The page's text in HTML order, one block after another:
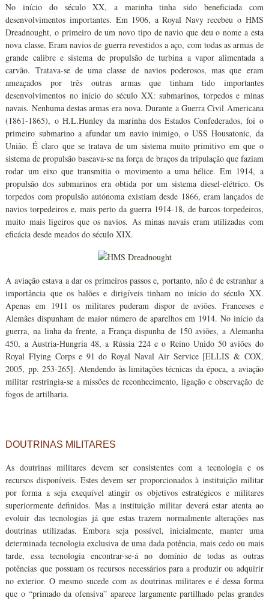
No início do século XX, a marinha tinha sido beneficiada com
desenvolvimentos importantes. Em 1906, a Royal Navy recebeu o HMS
Dreadnought, o primeiro de um novo tipo de navio que deu o nome a esta
nova classe. Eram navios de guerra revestidos a aço, com todas as armas de
grande calibre e sistema de propulsão de turbina a vapor alimentada a
carvão. Tratava-se de uma classe de navios poderosos, mas que eram
ameaçados por três outras armas que tinham tido importantes
desenvolvimentos no início do século XX: submarinos, torpedos e minas
navais. Nenhuma destas armas era nova. Durante a Guerra Civil Americana
(1861-1865), o H.L.Hunley da marinha dos Estados Confederados, foi o
primeiro submarino a afundar um navio inimigo, o USS Housatonic, da
União. É claro que se tratava de um sistema muito primitivo em que o
sistema de propulsão baseava-se na força de braços da tripulação que faziam
rodar um eixo que transmitia o movimento a uma hélice. Em 1914, a
propulsão dos submarinos era obtida por um sistema diesel-elétrico. Os
torpedos com propulsão autónoma existiam desde 1866, eram lançados de
navios torpedeiros e, mais perto da guerra 1914-18, de barcos torpedeiros,
muito mais ligeiros que os navios. As minas navais eram utilizadas com
eficácia desde meados do século XIX.
A aviação estava a dar os primeiros passos e, portanto, não é de estranhar a
importância que os balões e dirigíveis tinham no início do século XX.
Apenas em 1911 os militares puderam dispor de aviões. Franceses e
Alemães dispunham de maior número de aparelhos em 1914. No início da
guerra, na linha da frente, a França dispunha de 150 aviões, a Alemanha
450, a Áustria-Hungria 48, a Rússia 224 e o Reino Unido 50 aviões do
Royal Flying Corps e 91 do Royal Naval Air Service [ELLIS & COX,
2005, pp. 253-265]. Atendendo às limitações técnicas da época, a aviação
militar restringia-se a missões de reconhecimento, ligação e observação de
fogos de artilharia.
DOUTRINAS MILITARES
As doutrinas militares devem ser consistentes com a tecnologia e os
recursos disponíveis. Estes devem ser proporcionados à instituição militar
por forma a seja exequível atingir os objetivos estratégicos e militares
superiormente definidos. Mas a instituição militar deverá estar atenta ao
evoluir das tecnologias já que estas trazem normalmente alterações nas
doutrinas utilizadas. Embora seja possível, inicialmente, manter uma
determinada tecnologia exclusiva de uma dada potência, mais cedo ou mais
tarde, essa tecnologia encontrar-se-á no domínio de todas as outras
potências que possuam os recursos necessários para a produzir ou adquirir
no exterior. O mesmo sucede com as doutrinas militares e é dessa forma
que o “primado da ofensiva” aparece largamente partilhado pelas grandes